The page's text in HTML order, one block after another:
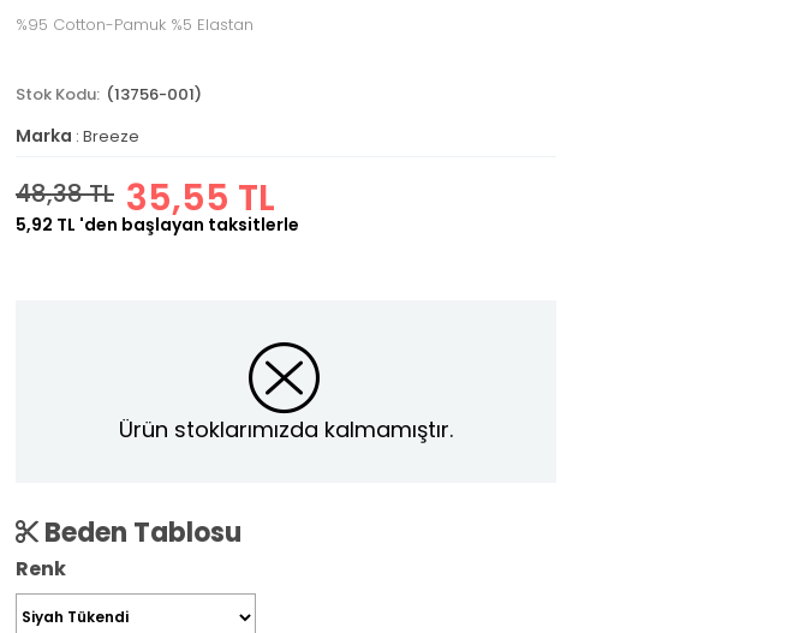
%95 Cotton-Pamuk %5 Elastan
(13756-001)
Marka : Breeze
48,38 TL 35,55 TL
5,92 TL 'den başlayan taksitlerle
Ürün stoklarımızda kalmamıştır.
Beden Tablosu
Renk